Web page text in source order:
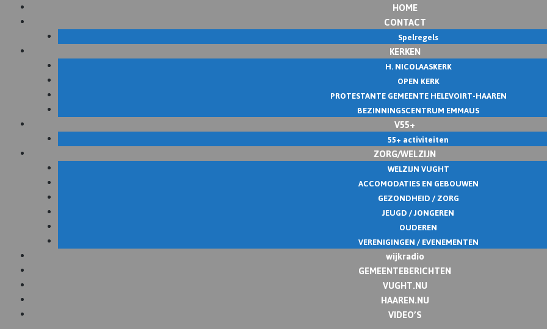
HOME
CONTACT
Spelregels
KERKEN
H. NICOLAASKERK
OPEN KERK
PROTESTANTE GEMEENTE HELEVOIRT-HAAREN
BEZINNINGSCENTRUM EMMAUS
V55+
55+ activiteiten
ZORG/WELZIJN
WELZIJN VUGHT
ACCOMODATIES EN GEBOUWEN
GEZONDHEID / ZORG
JEUGD / JONGEREN
OUDEREN
VERENIGINGEN / EVENEMENTEN
wijkradio
GEMEENTEBERICHTEN
VUGHT.NU
HAAREN.NU
VIDEO’S